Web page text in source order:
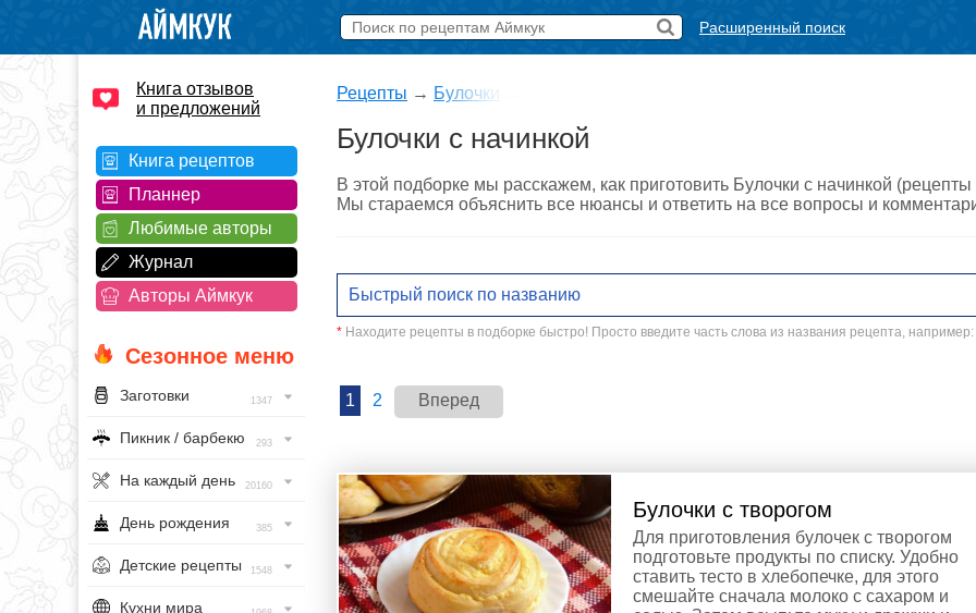
Расширенный поиск
Книга отзывов
и предложений
Книга рецептов
Планнер
Любимые авторы
Журнал
Авторы Аймкук
Сезонное меню
Заготовки 1347
Пикник / барбекю 293
На каждый день 20160
День рождения 385
Детские рецепты 1548
Кухни мира
Рецепты → Булочки
Булочки с начинкой
В этой подборке мы расскажем, как приготовить Булочки с начинкой
Мы стараемся объяснить все нюансы и ответить на все вопросы и
* Находите рецепты в подборке быстро! Просто введите часть слова из названия рецепта, например:
1 2 Вперед
Булочки с творогом
Для приготовления булочек с творогом
подготовьте продукты по списку. Удобно
ставить тесто в хлебопечке, для этого
смешайте сначала молоко с сахаром и